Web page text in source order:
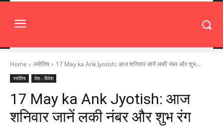
Home ज्योतिष 17 May ka Ank Jyotish: आज शनिवार जानें लकी नंबर और शुभ...
ज्योतिष देश - विदेश
17 May ka Ank Jyotish: आज
शनिवार जानें लकी नंबर और शुभ रंग